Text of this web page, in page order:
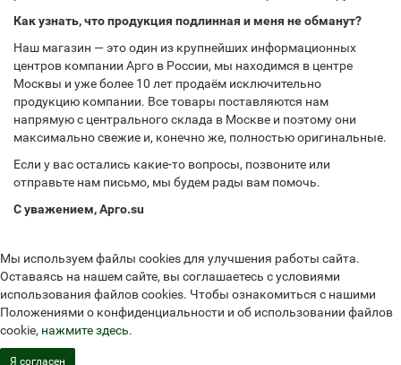
Как узнать, что продукция подлинная и меня не обманут?
Наш магазин — это один из крупнейших информационных
центров компании Арго в России, мы находимся в центре
Москвы и уже более 10 лет продаём исключительно
продукцию компании. Все товары поставляются нам
напрямую с центрального склада в Москве и поэтому они
максимально свежие и, конечно же, полностью оригинальные.
Если у вас остались какие-то вопросы, позвоните или
отправьте нам письмо, мы будем рады вам помочь.
С уважением, Арго.su
Мы используем файлы cookies для улучшения работы сайта.
Оставаясь на нашем сайте, вы соглашаетесь с условиями
использования файлов cookies. Чтобы ознакомиться с нашими
Положениями о конфиденциальности и об использовании файлов
cookie, нажмите здесь.
Я согласен